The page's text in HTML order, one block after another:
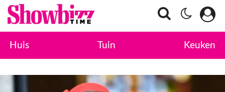
Huis Tuin Keuken